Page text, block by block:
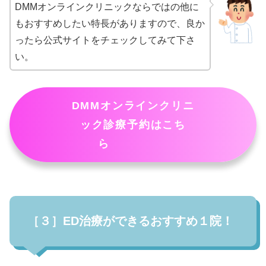
DMMオンラインクリニックならではの他に
もおすすめしたい特長がありますので、良か
ったら公式サイトをチェックしてみて下さ
い。
DMMオンラインクリニ
ック診療予約はこち
ら
［３］ED治療ができるおすすめ１院！